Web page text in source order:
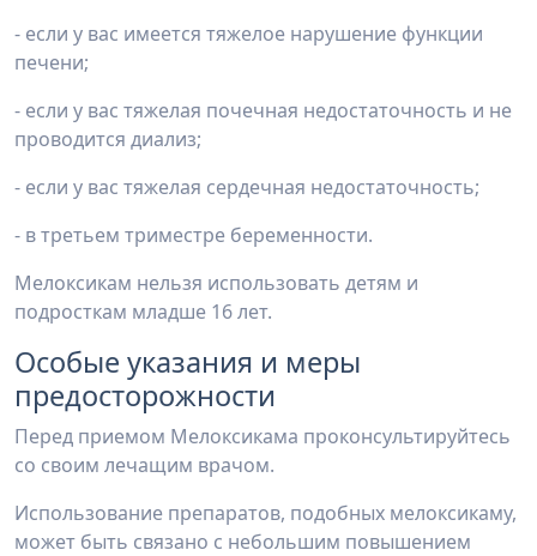
- если у вас имеется тяжелое нарушение функции
печени;
- если у вас тяжелая почечная недостаточность и не
проводится диализ;
- если у вас тяжелая сердечная недостаточность;
- в третьем триместре беременности.
Мелоксикам нельзя использовать детям и
подросткам младше 16 лет.
Особые указания и меры
предосторожности
Перед приемом Мелоксикама проконсультируйтесь
со своим лечащим врачом.
Использование препаратов, подобных мелоксикаму,
может быть связано с небольшим повышением